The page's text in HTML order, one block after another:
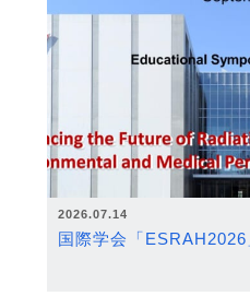
2026.07.14
国際学会「